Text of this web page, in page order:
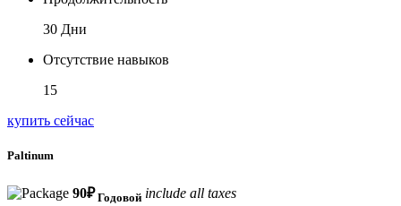
30 Дни
Отсутствие навыков
15
купить сейчас
Paltinum
90₽ Годовой include all taxes